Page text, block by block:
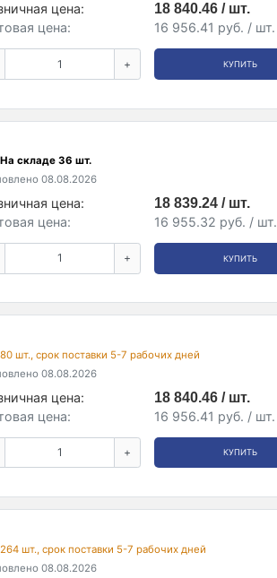
цена:
18 840.46 / шт.
цена:
16 956.41 руб. / шт.
+ КУПИТЬ
На складе 36 шт.
08.08.2026
цена:
18 839.24 / шт.
цена:
16 955.32 руб. / шт.
+ КУПИТЬ
80 шт., срок поставки 5-7 рабочих дней
08.08.2026
цена:
18 840.46 / шт.
цена:
16 956.41 руб. / шт.
+ КУПИТЬ
264 шт., срок поставки 5-7 рабочих дней
08.08.2026